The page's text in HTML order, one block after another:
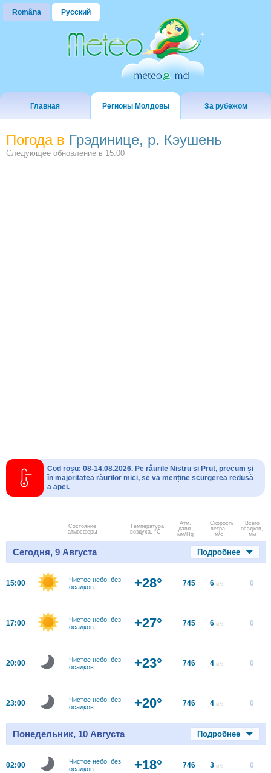
Româna Русский
Главная Регионы Молдовы За рубежом
Погода в Грэдинице, р. Кэушень
Следующее обновление в 15:00
Cod roșu: 08-14.08.2026. Pe râurile Nistru și Prut, precum și
în majoritatea râurilor mici, se va menține scurgerea redusă
a apei.
Состояние
атмосферы
Температура
воздуха, °C
Атм.
давл.
мм/Hg
Скорость
ветра.
м/с
Всего
осадков,
мм
Сегодня, 9 Августа Подробнее
15:00
Чистое небо, без
осадков
+28° 745 6 м/с 0
17:00
Чистое небо, без
осадков
+27° 745 6 м/с 0
20:00
Чистое небо, без
осадков
+23° 746 4 м/с 0
23:00
Чистое небо, без
осадков
+20° 746 4 м/с 0
Понедельник, 10 Августа Подробнее
02:00
Чистое небо, без
осадков
+18° 746 3 м/с 0